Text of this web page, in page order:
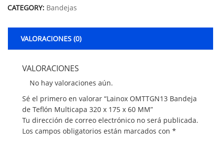
CATEGORY: Bandejas
VALORACIONES (0)
VALORACIONES
No hay valoraciones aún.
Sé el primero en valorar “Lainox OMTTGN13 Bandeja
de Teflón Multicapa 320 x 175 x 60 MM”
Tu dirección de correo electrónico no será publicada.
Los campos obligatorios están marcados con *